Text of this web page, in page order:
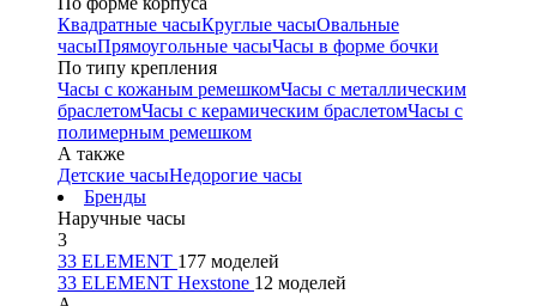
Квадратные часыКруглые часыОвальные
часыПрямоугольные часыЧасы в форме бочки
По типу крепления
Часы с кожаным ремешкомЧасы с металлическим
браслетомЧасы с керамическим браслетомЧасы с
полимерным ремешком
А также
Детские часыНедорогие часы
Бренды
Наручные часы
3
33 ELEMENT 177 моделей
33 ELEMENT Hexstone 12 моделей